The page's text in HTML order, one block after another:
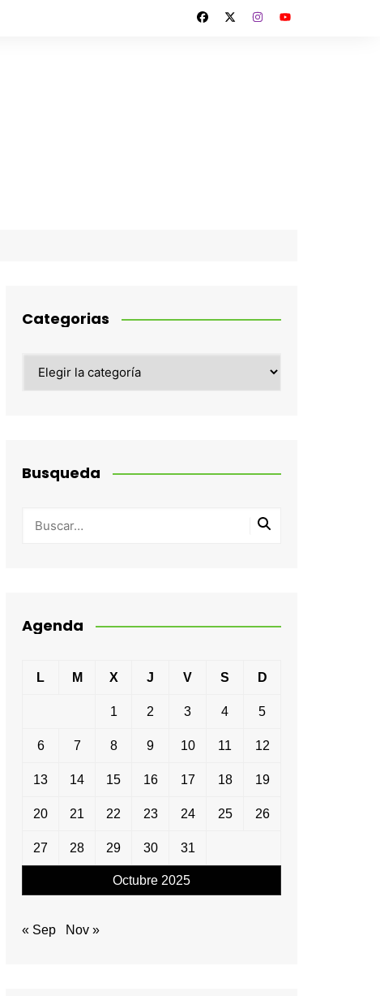
Categorias
Busqueda
Agenda
Octubre 2025
L M X J V S D
1 2 3 4 5
6 7 8 9 10 11 12
13 14 15 16 17 18 19
20 21 22 23 24 25 26
27 28 29 30 31
« Sep Nov »